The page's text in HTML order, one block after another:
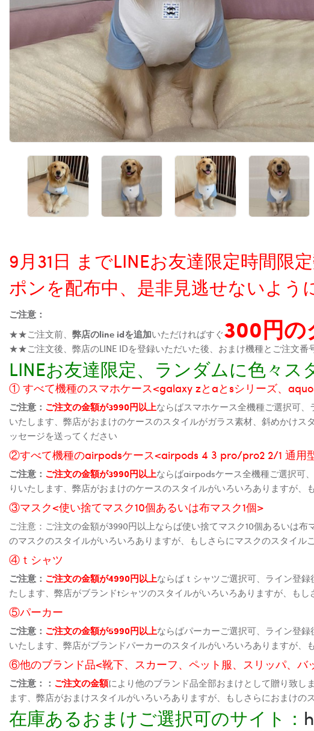
9月31日 までLINEお友達限定時間限
ポンを配布中、是非見逃せないよう
ご注意：
★★ご注文前、 弊店のline idを追加いただければすぐ300円の
★★ご注文後、弊店のLINE IDを登録いただいた後、おまけ機種とご注文
LINEお友達限定、ランダムに色々
① すべて機種のスマホケース<galaxy zとaとsシリーズ、
ご注意： ご注文の金額が3990円以上ならばスマホケース全機種ご選択可
いたします、弊店がおまけのケースのスタイルがガラス素材、斜めかけ
ッセージを送ってください
②すべて機種のairpodsケース<airpods 4 3 pro/pro2 2/1 通用
ご注意： ご注文の金額が3990円以上ならばairpodsケース全機種ご選択可
りいたします、弊店がおまけのケースのスタイルがいろいろありますが
③マスク<使い捨てマスク10個あるいは布マスク1個>
ご注意：ご注文の金額が3990円以上ならば使い捨てマスク10個あるいは
のマスクのスタイルがいろいろありますが、もしさらにマスクのスタイ
④ｔシャツ
ご注意： ご注文の金額が4990円以上ならばｔシャツご選択可、ライン登
たします、弊店がブランドtシャツのスタイルがいろいろありますが、も
⑤パーカー
ご注意： ご注文の金額が5990円以上ならばパーカーご選択可、ライン登
いたします、弊店がブランドパーカーのスタイルがいろいろありますが
⑥他のブランド品<靴下、スカーフ、ペット服、スリッパ、
ご注意：： ご注文の金額により他のブランド品全部おまけとして贈り致し
ます、弊店がおまけスタイルがいろいろありますが、もしさらにおまけ
在庫あるおまけご選択可のサイト：